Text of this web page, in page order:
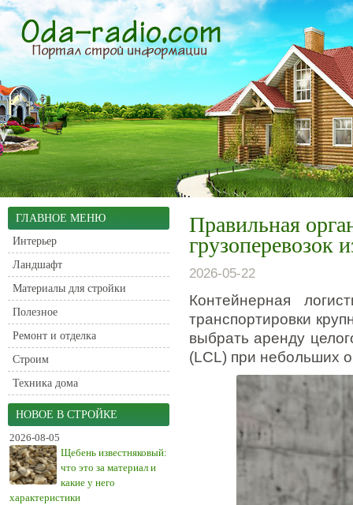
ГЛАВНОЕ МЕНЮ
Интерьер
Ландшафт
Материалы для стройки
Полезное
Ремонт и отделка
Строим
Техника дома
НОВОЕ В СТРОЙКЕ
2026-08-05
Щебень известняковый:
что это за материал и
какие у него
характеристики
Правильная
грузоперевозок
2026-05-22
Контейнерная
транспортировки
выбрать аренду
(LCL) при небольших